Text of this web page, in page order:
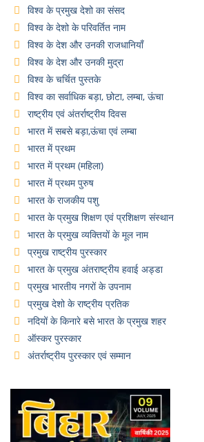
विश्व के प्रमुख देशो का संसद
विश्व के देशो के परिवर्तित नाम
विश्व के देश और उनकी राजधानियाँ
विश्व के देश और उनकी मुद्रा
विश्व के चर्चित पुस्तके
विश्व का सर्वाधिक बड़ा, छोटा, लम्बा, ऊंचा
राष्ट्रीय एवं अंतर्राष्ट्रीय दिवस
भारत में सबसे बड़ा,ऊंचा एवं लम्बा
भारत में प्रथम
भारत में प्रथम (महिला)
भारत में प्रथम पुरुष
भारत के राजकीय पशु
भारत के प्रमुख शिक्षण एवं प्रशिक्षण संस्थान
भारत के प्रमुख व्यक्तियों के मूल नाम
प्रमुख राष्ट्रीय पुरस्कार
भारत के प्रमुख अंतराष्ट्रीय हवाई अड्डा
प्रमुख भारतीय नगरों के उपनाम
प्रमुख देशो के राष्ट्रीय प्रतिक
नदियों के किनारे बसे भारत के प्रमुख शहर
ऑस्कर पुरस्कार
अंतर्राष्ट्रीय पुरस्कार एवं सम्मान